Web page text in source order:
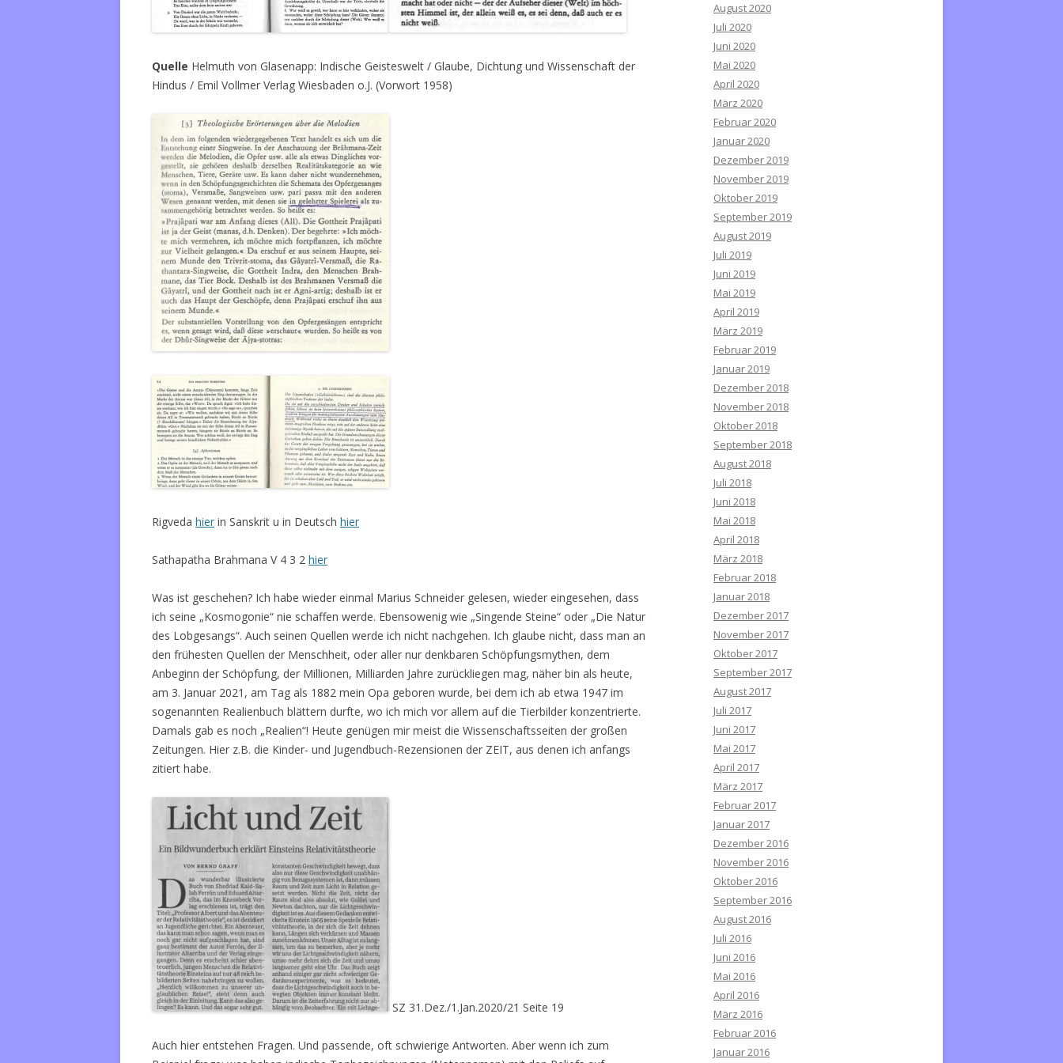
Quelle Helmuth von Glasenapp: Indische Geisteswelt / Glaube, Dichtung und Wissenschaft der
Hindus / Emil Vollmer Verlag Wiesbaden o.J. (Vorwort 1958)
Rigveda hier in Sanskrit u in Deutsch hier
Sathapatha Brahmana V 4 3 2 hier
Was ist geschehen? Ich habe wieder einmal Marius Schneider gelesen, wieder eingesehen, dass
ich seine „Kosmogonie“ nie schaffen werde. Ebensowenig wie „Singende Steine“ oder „Die Natur
des Lobgesangs“. Auch seinen Quellen werde ich nicht nachgehen. Ich glaube nicht, dass man an
den frühesten Quellen der Menschheit, oder aller nur denkbaren Schöpfungsmythen, dem
Anbeginn der Schöpfung, der Millionen, Milliarden Jahre zurückliegen mag, näher bin als heute,
am 3. Januar 2021, am Tag als 1882 mein Opa geboren wurde, bei dem ich ab etwa 1947 im
sogenannten Realienbuch blättern durfte, wo ich mich vor allem auf die Tierbilder konzentrierte.
Damals gab es noch „Realien“! Heute genügen mir meist die Wissenschaftsseiten der großen
Zeitungen. Hier z.B. die Kinder- und Jugendbuch-Rezensionen der ZEIT, aus denen ich anfangs
zitiert habe.
SZ 31.Dez./1.Jan.2020/21 Seite 19
Auch hier entstehen Fragen. Und passende, oft schwierige Antworten. Aber wenn ich zum
August 2020
Juli 2020
Juni 2020
Mai 2020
April 2020
März 2020
Februar 2020
Januar 2020
Dezember 2019
November 2019
Oktober 2019
September 2019
August 2019
Juli 2019
Juni 2019
Mai 2019
April 2019
März 2019
Februar 2019
Januar 2019
Dezember 2018
November 2018
Oktober 2018
September 2018
August 2018
Juli 2018
Juni 2018
Mai 2018
April 2018
März 2018
Februar 2018
Januar 2018
Dezember 2017
November 2017
Oktober 2017
September 2017
August 2017
Juli 2017
Juni 2017
Mai 2017
April 2017
März 2017
Februar 2017
Januar 2017
Dezember 2016
November 2016
Oktober 2016
September 2016
August 2016
Juli 2016
Juni 2016
Mai 2016
April 2016
März 2016
Februar 2016
Januar 2016